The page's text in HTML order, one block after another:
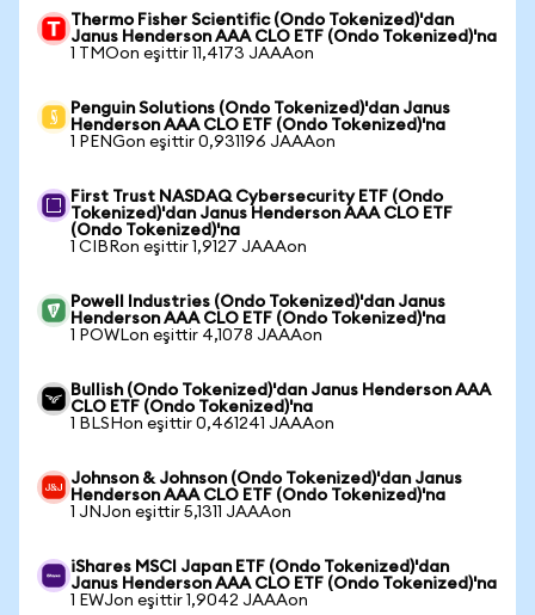
Thermo Fisher Scientific (Ondo Tokenized)'dan
Janus Henderson AAA CLO ETF (Ondo Tokenized)'na
1 TMOon eşittir 11,4173 JAAAon
Penguin Solutions (Ondo Tokenized)'dan Janus
Henderson AAA CLO ETF (Ondo Tokenized)'na
1 PENGon eşittir 0,931196 JAAAon
First Trust NASDAQ Cybersecurity ETF (Ondo
Tokenized)'dan Janus Henderson AAA CLO ETF
(Ondo Tokenized)'na
1 CIBRon eşittir 1,9127 JAAAon
Powell Industries (Ondo Tokenized)'dan Janus
Henderson AAA CLO ETF (Ondo Tokenized)'na
1 POWLon eşittir 4,1078 JAAAon
Bullish (Ondo Tokenized)'dan Janus Henderson AAA
CLO ETF (Ondo Tokenized)'na
1 BLSHon eşittir 0,461241 JAAAon
Johnson & Johnson (Ondo Tokenized)'dan Janus
Henderson AAA CLO ETF (Ondo Tokenized)'na
1 JNJon eşittir 5,1311 JAAAon
iShares MSCI Japan ETF (Ondo Tokenized)'dan
Janus Henderson AAA CLO ETF (Ondo Tokenized)'na
1 EWJon eşittir 1,9042 JAAAon